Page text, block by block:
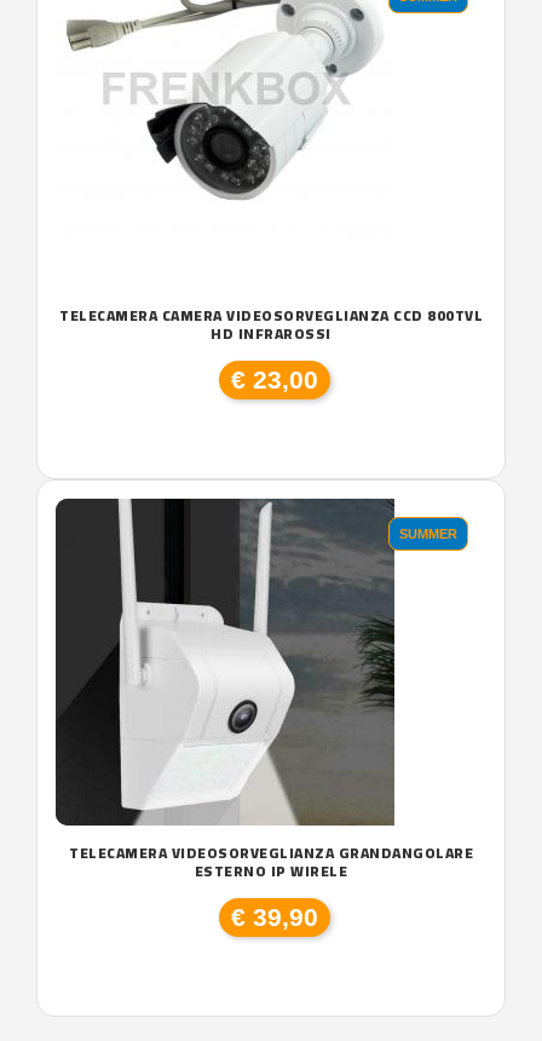
TELECAMERA CAMERA VIDEOSORVEGLIANZA CCD 800TVL
HD INFRAROSSI
€ 23,00
SUMMER
TELECAMERA VIDEOSORVEGLIANZA GRANDANGOLARE
ESTERNO IP WIRELE
€ 39,90